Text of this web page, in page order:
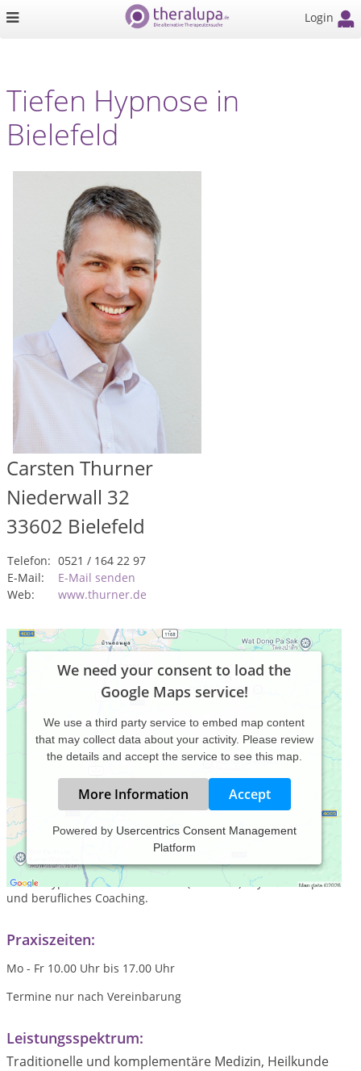
Login
Tiefen Hypnose in
Bielefeld
Carsten Thurner
Niederwall 32
33602 Bielefeld
Telefon: 0521 / 164 22 97
E-Mail:
E-Mail senden
Web:
www.thurner.de
We need your consent to load the
Google Maps service!
We use a third party service to embed map content
that may collect data about your activity. Please review
the details and accept the service to see this map.
More Information Accept
Powered by Usercentrics Consent Management
Platform
Mit Hypnose Rauchen aufhören und Gewicht abnehmen.
Kostenloses Vorgespräch. 20 Jahre Erfahrung. Feinfühlige
Tiefen Hypnose. Außerdem auch (Kurzzeit-) Psychotherapie
und berufliches Coaching.
Praxiszeiten:
Mo - Fr 10.00 Uhr bis 17.00 Uhr
Termine nur nach Vereinbarung
Leistungsspektrum:
Traditionelle und komplementäre Medizin, Heilkunde